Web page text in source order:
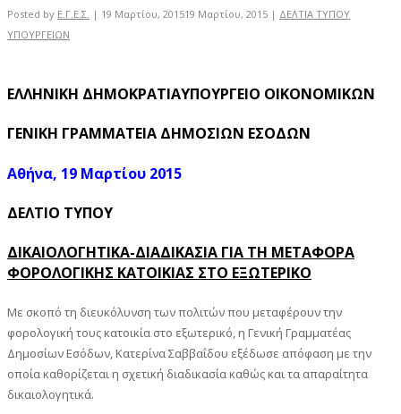
Posted by Ε.Γ.Ε.Σ. | 19 Μαρτίου, 201519 Μαρτίου, 2015 | ΔΕΛΤΙΑ ΤΥΠΟΥ
ΥΠΟΥΡΓΕΙΩΝ
ΕΛΛΗΝΙΚΗ ΔΗΜΟΚΡΑΤΙΑΥΠΟΥΡΓΕΙΟ ΟΙΚΟΝΟΜΙΚΩΝ
ΓΕΝΙΚΗ ΓΡΑΜΜΑΤΕΙΑ ΔΗΜΟΣΙΩΝ ΕΣΟΔΩΝ
Αθήνα, 19 Μαρτίου 2015
ΔΕΛΤΙΟ ΤΥΠΟΥ
ΔΙΚΑΙΟΛΟΓΗΤΙΚΑ-ΔΙΑΔΙΚΑΣΙΑ ΓΙΑ ΤΗ ΜΕΤΑΦΟΡΑ
ΦΟΡΟΛΟΓΙΚΗΣ ΚΑΤΟΙΚΙΑΣ ΣΤΟ ΕΞΩΤΕΡΙΚΟ
Με σκοπό τη διευκόλυνση των πολιτών που μεταφέρουν την
φορολογική τους κατοικία στο εξωτερικό, η Γενική Γραμματέας
Δημοσίων Εσόδων, Κατερίνα Σαββαΐδου εξέδωσε απόφαση με την
οποία καθορίζεται η σχετική διαδικασία καθώς και τα απαραίτητα
δικαιολογητικά.